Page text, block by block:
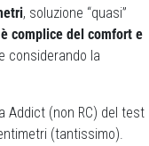
, soluzione “quasi”
è complice del comfort e
considerando la
Addict (non RC) del test
(tantissimo).